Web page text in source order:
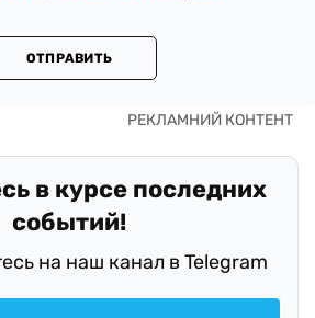
ОТПРАВИТЬ
в курсе последних
событий!
на наш канал в Telegram